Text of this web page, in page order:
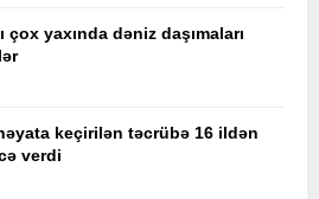
çox yaxında dəniz daşımaları
keçirilən təcrübə 16 ildən
verdi